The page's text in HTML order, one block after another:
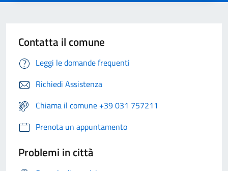
Contatta il comune
Leggi le domande frequenti
Richiedi Assistenza
Chiama il comune +39 031 757211
Prenota un appuntamento
Problemi in città